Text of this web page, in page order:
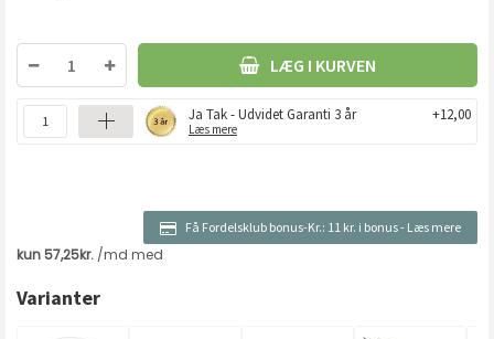
LÆG I KURVEN
Ja Tak - Udvidet Garanti 3 år
Læs mere
+12,00
Få Fordelsklub bonus-Kr.: 11 kr. i bonus- Læs mere
Varianter